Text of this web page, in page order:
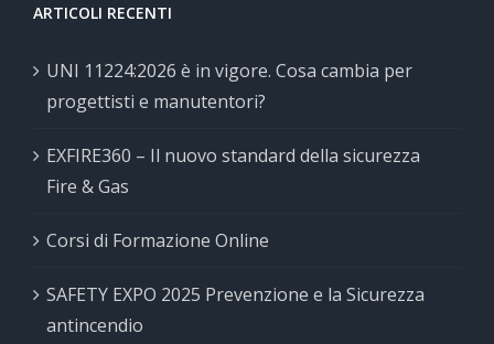
ARTICOLI RECENTI
UNI 11224:2026 è in vigore. Cosa cambia per
progettisti e manutentori?
EXFIRE360 – Il nuovo standard della sicurezza
Fire & Gas
Corsi di Formazione Online
SAFETY EXPO 2025 Prevenzione e la Sicurezza
antincendio